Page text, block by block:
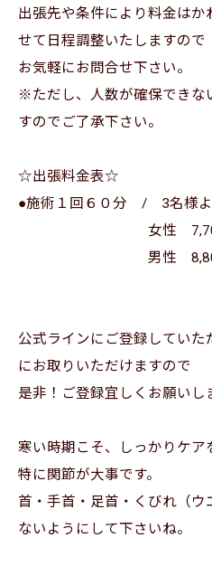
出張先や条件により料金は
せて日程調整いたしますので
お気軽にお問合せ下さい。
※ただし、人数が確保できな
すのでご了承下さい。
☆出張料金表☆
●施術１回６０分 / 3名様よ
女性 7,700
男性 8,800
公式ラインにご登録していた
にお取りいただけますので
是非！ご登録宜しくお願いし
寒い時期こそ、しっかりケア
特に関節が大事です。
首・手首・足首・くびれ（ウ
ないようにして下さいね。